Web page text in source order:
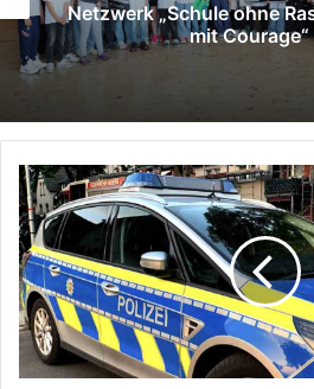
„Coole